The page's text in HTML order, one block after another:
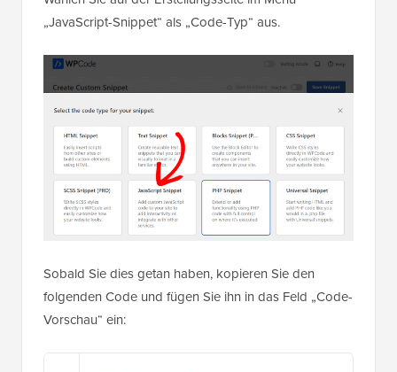
Sobald Sie dies getan haben, kopieren Sie den
folgenden Code und fügen Sie ihn in das Feld „Code-
1
// This script assumes an